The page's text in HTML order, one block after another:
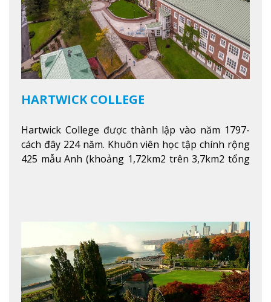
HARTWICK COLLEGE
Hartwick College được thành lập vào năm 1797-
cách đây 224 năm. Khuôn viên học tập chính rộng
425 mẫu Anh (khoảng 1,72km2 trên 3,7km2 tổng